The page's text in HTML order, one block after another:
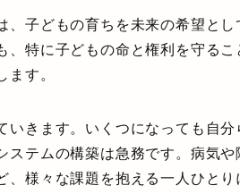
子どもの育ちを未来の希望とし
、特に子どもの命と権利を守る
ます。
きます。いくつになっても自分
テムの構築は急務です。病気
、様々な課題を抱える一人ひとり